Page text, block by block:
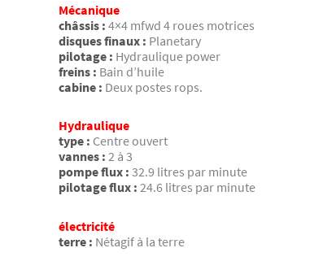
Mécanique
châssis : 4×4 mfwd 4 roues motrices
disques finaux : Planetary
pilotage : Hydraulique power
freins : Bain d’huile
cabine : Deux postes rops.
Hydraulique
type : Centre ouvert
vannes : 2 à 3
pompe flux : 32.9 litres par minute
pilotage flux : 24.6 litres par minute
électricité
terre : Nétagif à la terre